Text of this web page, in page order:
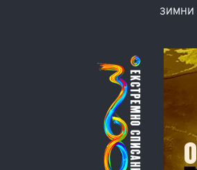
ЗИМНИ
Списание
360°